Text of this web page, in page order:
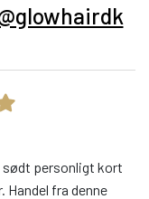
personligt kort
fra denne